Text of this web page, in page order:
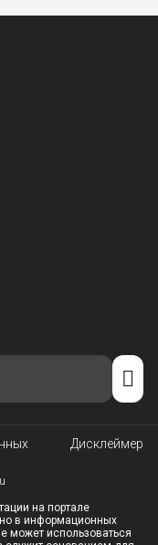
Дисклеймер
на портале
в информационных
может использоваться